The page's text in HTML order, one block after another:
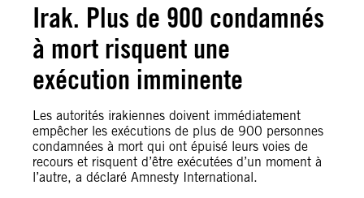
Irak. Plus de 900 condamnés
à mort risquent une
exécution imminente
Les autorités irakiennes doivent immédiatement
empêcher les exécutions de plus de 900 personnes
condamnées à mort qui ont épuisé leurs voies de
recours et risquent d’être exécutées d’un moment à
l’autre, a déclaré Amnesty International.